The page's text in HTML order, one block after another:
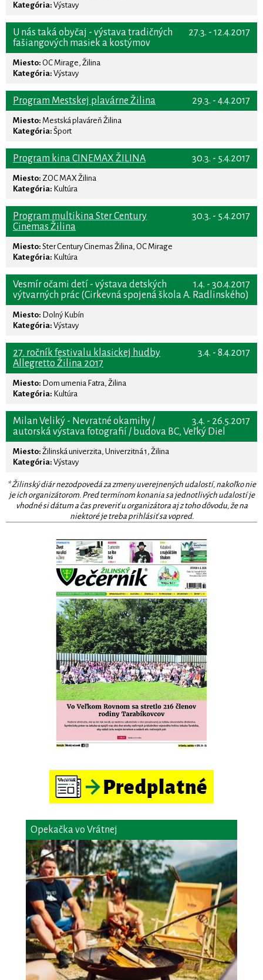
Kategória: Výstavy
27.3. - 12.4.2017
U nás taká obyčaj - výstava tradičných
fašiangových masiek a kostýmov
Miesto: OC Mirage, Žilina
Kategória: Výstavy
29.3. - 4.4.2017
Program Mestskej plavárne Žilina
Miesto: Mestská plaváreň Žilina
Kategória: Šport
30.3. - 5.4.2017
Program kina CINEMAX ŽILINA
Miesto: ZOC MAX Žilina
Kategória: Kultúra
30.3. - 5.4.2017
Program multikina Ster Century
Cinemas Žilina
Miesto: Ster Century Cinemas Žilina, OC Mirage
Kategória: Kultúra
1.4. - 30.4.2017
Vesmír očami detí - výstava detských
výtvarných prác (Cirkevná spojená škola A. Radlinského)
Miesto: Dolný Kubín
Kategória: Výstavy
3.4. - 8.4.2017
27. ročník festivalu klasickej hudby
Allegretto Žilina 2017
Miesto: Dom umenia Fatra, Žilina
Kategória: Kultúra
3.4. - 26.5.2017
Milan Veliký - Nevratné okamihy /
autorská výstava fotografií / budova BC, Veľký Diel
Miesto: Žilinská univerzita, Univerzitná 1, Žilina
Kategória: Výstavy
* Žilinský diár nezodpovedá za zmeny uverejnených udalostí, nakoľko nie
je ich organizátorom. Pred termínom konania sa jednotlivých udalostí je
vhodné si dátum a čas preveriť u organizátora aj z toho dôvodu, že na
niektoré je treba prihlásiť sa vopred.
Opekačka vo Vrátnej